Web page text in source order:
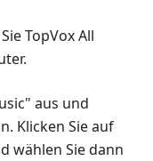
TopVox All
aus und
Klicken Sie auf
wählen Sie dann